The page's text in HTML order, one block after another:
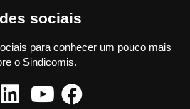
sociais
para conhecer um pouco mais
o Sindicomis.